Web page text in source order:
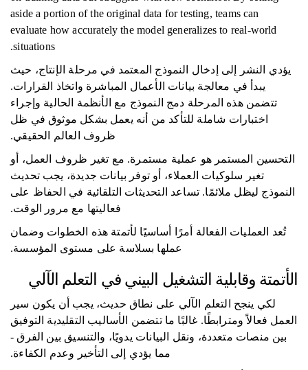
aside a portion of the original data for testing, teams can
evaluate how accurately the model generalizes to real-world
situations.
يؤدي النشر إلى إدخال النموذج المعتمد في مرحلة الإنتاج، حيث
يبدأ في معالجة بيانات الأعمال المباشرة واتخاذ القرارات.
تتضمن هذه المرحلة دمج النموذج مع الأنظمة الحالية وإجراء
اختبارات شاملة للتأكد من أنه يعمل بشكل موثوق في ظل
ظروف العالم الحقيقي.
التحسين المستمر هو عملية مستمرة. مع تغير ظروف العمل، أو
تغير سلوكيات العملاء، أو توفر بيانات جديدة، يجب تحديث
النموذج ليظل ملائمًا. تساعد التحديثات التلقائية في الحفاظ على
فعاليتها مع مرور الوقت.
تُعد العمليات الفعالة أمرًا أساسيًا لأتمتة هذه الخطوات وضمان
عملها بسلاسة على مستوى المؤسسة.
الأتمتة وقابلية التشغيل البيني في التعلم الآلي
لكي ينجح التعلم الآلي على نطاق حديث، يجب أن يكون سير
العمل فعالاً ومترابطًا. غالبًا ما تتضمن الأساليب التقليدية التوفيق
بين منصات متعددة، ونقل البيانات يدويًا، والتنسيق بين الفرق -
مما يؤدي إلى التأخير وعدم الكفاءة.